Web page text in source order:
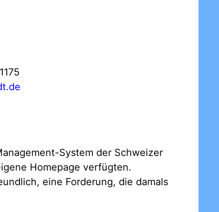
System der Schweizer
Homepage verfügten.
eine Forderung, die damals